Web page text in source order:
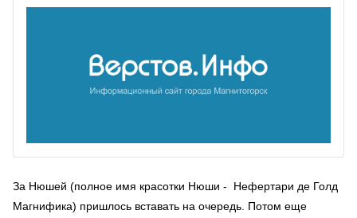
За Нюшей (полное имя красотки Нюши - Нефертари де Голд
Магнифика) пришлось вставать на очередь. Потом еще